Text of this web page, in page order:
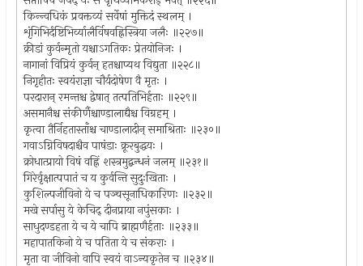
किन्न्वधिकं प्रवक्तव्यं सर्वेषां मुक्तिदं स्थलम् ।
शृंगिभिर्दंष्टिभिर्व्यालैर्विषवह्निस्त्रिया जलैः ॥२२७॥
क्रीडां कुर्वन्मृतो यश्चाऽगतिकः प्रेतयोनिजः ।
नागानां विप्रियं कुर्वन् हतश्चाप्यथ विद्युता ॥२२८॥
निगृहीतः स्वयंराज्ञा चौर्यदोषेण वै मृतः ।
परदारान् रमन्तश्च द्वेषात् तत्पतिभिर्हताः ॥२२९॥
असमानैश्च संकीर्णैश्चाण्डालाद्यैश्च विग्रहम् ।
कृत्वा तैर्निहतास्ताँश्च चाण्डालादीन् समाश्रिताः ॥२३०॥
गवाऽग्निविषदाश्चैव पाषंडाः क्रूरबुद्धयः ।
क्रोधात्प्रायो विषं वह्निं शस्त्रमुद्बन्धनं जलम् ॥२३१॥
गिरेर्वृक्षात्पपातं च य कुर्वन्ति सुदुःखिताः ।
कुशिल्पजीविनो ये च पञ्चसूनाधिकारिणः ॥२३२॥
मखे सर्पासु ये केचिद् दीनप्राया नपुंसकाः ।
साधुदण्डहता ये च ये चापि ब्राह्मणैर्हताः ॥२३३॥
महापातकिनो ये च पतिता ये च संकराः ।
मृता वा जीविनो वापि स्वयं वाऽन्यकृतेन च ॥२३४॥